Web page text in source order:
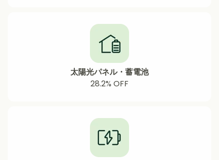
太陽光パネル・蓄電池
28.2% OFF